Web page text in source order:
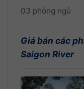
03 phòng ngủ
Giá bán các
Saigon River